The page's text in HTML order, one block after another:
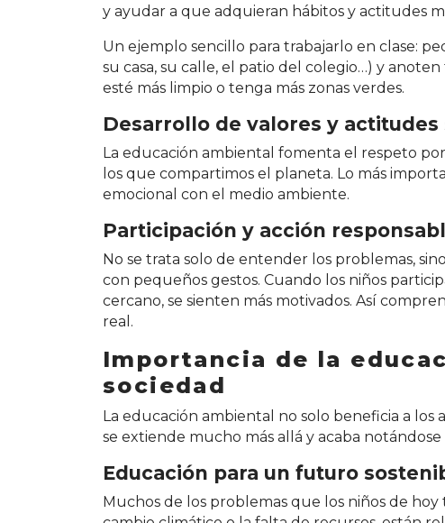
y ayudar a que adquieran hábitos y actitudes
Un ejemplo sencillo para trabajarlo en clase:
su casa, su calle, el patio del colegio…) y
esté más limpio o tenga más zonas verdes.
Desarrollo de valores y
La educación ambiental fomenta el respeto
los que compartimos el planeta. Lo más
emocional con el medio ambiente.
Participación y acción
No se trata solo de entender los problemas,
con pequeños gestos. Cuando los niños
cercano, se sienten más motivados. Así
real.
Importancia de la
sociedad
La educación ambiental no solo beneficia a
se extiende mucho más allá y acaba notándose
Educación para un futuro
Muchos de los problemas que los niños de